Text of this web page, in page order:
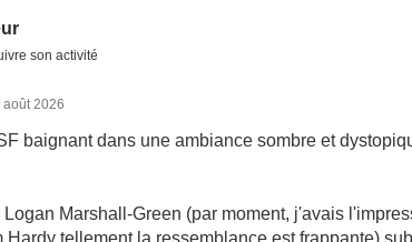
son activité
août 2026
baignant dans une ambiance sombre et
Marshall-Green (par moment, j'avais
Hardy tellement la ressemblance est frappante)